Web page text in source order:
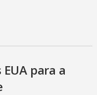
para a